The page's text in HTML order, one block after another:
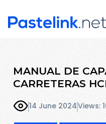
MANUAL DE
CARRETERAS
14 June 2024Views: